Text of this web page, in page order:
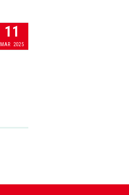
11
MAR 2025